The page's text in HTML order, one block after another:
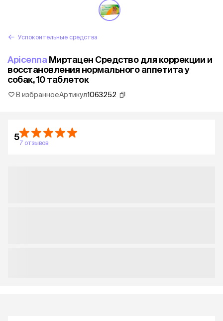
Успокоительные средства
Apicenna Миртацен Средство для коррекции и
восстановления нормального аппетита у
собак, 10 таблеток
В избранноеАртикул1063252
5
7 отзывов